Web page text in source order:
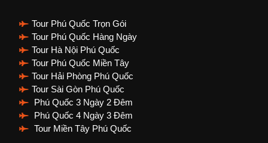
Tour Phú Quốc Trọn Gói
Tour Phú Quốc Hàng Ngày
Tour Hà Nội Phú Quốc
Tour Phú Quốc Miền Tây
Tour Hải Phòng Phú Quốc
Tour Sài Gòn Phú Quốc
Phú Quốc 3 Ngày 2 Đêm
Phú Quốc 4 Ngày 3 Đêm
Tour Miền Tây Phú Quốc